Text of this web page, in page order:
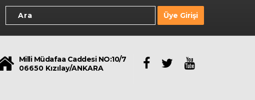
Üye Girişi
Milli Müdafaa Caddesi NO:10/7
06650 Kızılay/ANKARA